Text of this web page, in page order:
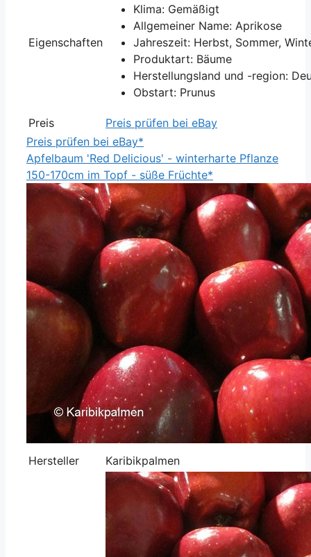
Eigenschaften
Klima: Gemäßigt
Allgemeiner Name: Aprikose
Jahreszeit: Herbst, Sommer,
Produktart: Bäume
Herstellungsland und -region:
Obstart: Prunus
Preis
Preis prüfen bei eBay
Preis prüfen bei eBay*
Apfelbaum 'Red Delicious' - winterharte Pflanze
150-170cm im Topf - süße Früchte*
Hersteller Karibikpalmen